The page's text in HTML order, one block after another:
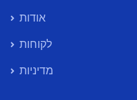
אודות
לקוחות
מדיניות